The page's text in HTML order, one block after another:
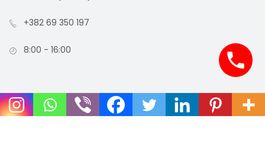
+382 69 350 197
8:00 - 16:00